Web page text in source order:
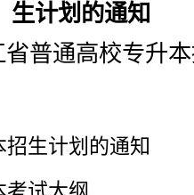
生计划的通知
省普通高校专升
招生计划的通知